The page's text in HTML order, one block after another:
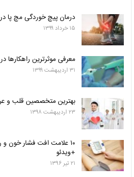
درمان پیچ خوردگی مچ پا
۱۵ خرداد ۱۳۹۹
معرفی موثرترین راهکارها
۳۱ اردیبهشت ۱۳۹۹
بهترین متخصصین قلب و
۲۳ اردیبهشت ۱۳۹۸
۱۰ علامت افت فشار خون
+ویدئو
۲۱ تیر ۱۳۹۶